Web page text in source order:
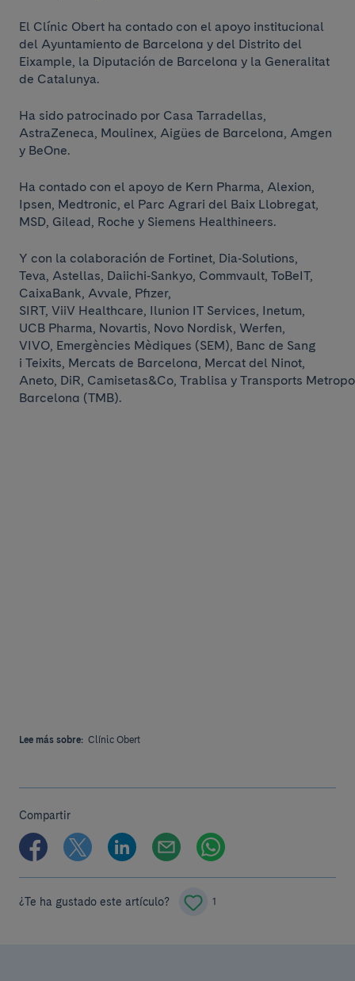
El Clínic Obert ha contado con el apoyo institucional
del Ayuntamiento de Barcelona y del Distrito del
Eixample, la Diputación de Barcelona y la Generalitat
de Catalunya.
Ha sido patrocinado por Casa Tarradellas,
AstraZeneca, Moulinex, Aigües de Barcelona, Amgen
y BeOne.
Ha contado con el apoyo de Kern Pharma, Alexion,
Ipsen, Medtronic, el Parc Agrari del Baix Llobregat,
MSD, Gilead, Roche y Siemens Healthineers.
Y con la colaboración de Fortinet, Dia‑Solutions,
Teva, Astellas, Daiichi‑Sankyo, Commvault, ToBeIT,
CaixaBank, Avvale, Pfizer,
SIRT, ViiV Healthcare, Ilunion IT Services, Inetum,
UCB Pharma, Novartis, Novo Nordisk, Werfen,
VIVO, Emergències Mèdiques (SEM), Banc de Sang
i Teixits, Mercats de Barcelona, Mercat del Ninot,
Aneto, DiR, Camisetas&Co, Trablisa y Transports
Barcelona (TMB).
Lee más sobre: Clínic Obert
Compartir
¿Te ha gustado este artículo? 1